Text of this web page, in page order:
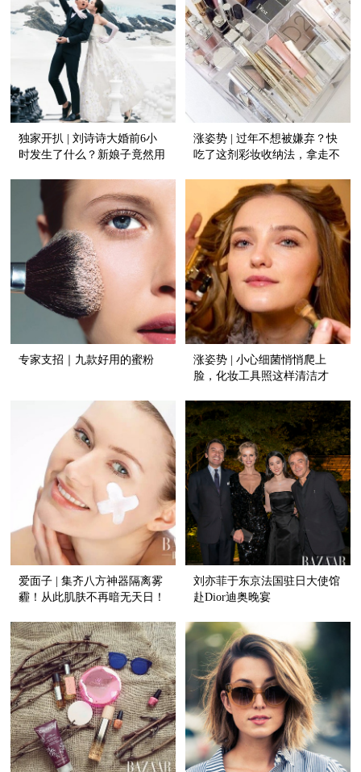
独家开扒 | 刘诗诗大婚前6小
时发生了什么？新娘子竟然用
涨姿势 | 过年不想被嫌弃？快
吃了这剂彩妆收纳法，拿走不
专家支招｜九款好用的蜜粉
涨姿势 | 小心细菌悄悄爬上
脸，化妆工具照这样清洁才
爱面子 | 集齐八方神器隔离雾
霾！从此肌肤不再暗无天日！
刘亦菲于东京法国驻日大使馆
赴Dior迪奥晚宴